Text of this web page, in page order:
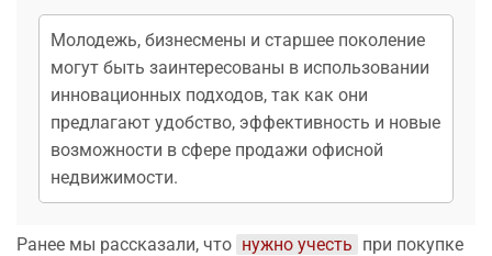
Молодежь, бизнесмены и старшее поколение
могут быть заинтересованы в использовании
инновационных подходов, так как они
предлагают удобство, эффективность и новые
возможности в сфере продажи офисной
недвижимости.
Ранее мы рассказали, что нужно учесть при покупке